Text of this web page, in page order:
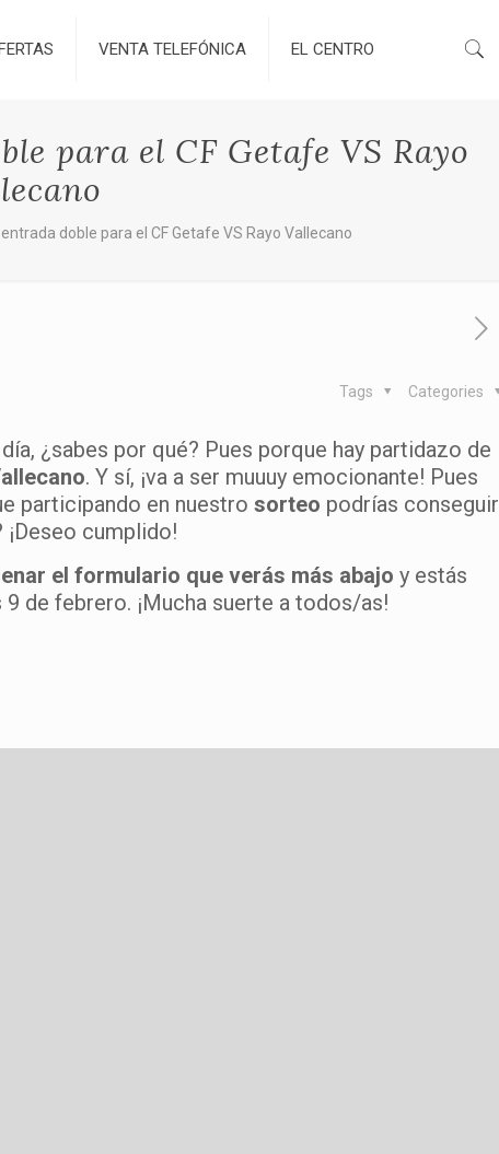
VENTA TELEFÓNICA EL CENTRO
para el CF Getafe VS Rayo
doble para el CF Getafe VS Rayo Vallecano
Categories
Tags
¿sabes por qué? Pues porque hay partidazo de
. Y sí, ¡va a ser muuuy emocionante! Pues
participando en nuestro sorteo podrías conseguir
cumplido!
el formulario que verás más abajo y estás
de febrero. ¡Mucha suerte a todos/as!